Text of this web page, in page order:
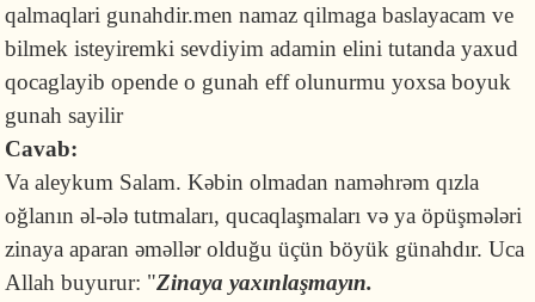
qalmaqlari gunahdir.men namaz qilmaga baslayacam ve
bilmek isteyiremki sevdiyim adamin elini tutanda yaxud
qocaglayib opende o gunah eff olunurmu yoxsa boyuk
gunah sayilir
Cavab:
Va aleykum Salam. Kəbin olmadan naməhrəm qızla
oğlanın əl-ələ tutmaları, qucaqlaşmaları və ya öpüşmələri
zinaya aparan əməllər olduğu üçün böyük günahdır. Uca
Allah buyurur: "Zinaya yaxınlaşmayın.